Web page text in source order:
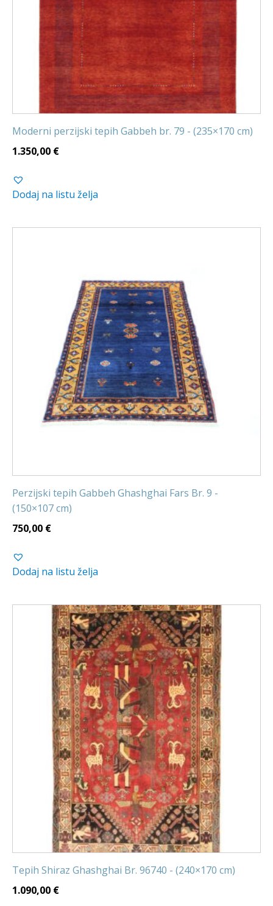
Moderni perzijski tepih Gabbeh br. 79 - (235×170 cm)
1.350,00 €
Dodaj na listu želja
Perzijski tepih Gabbeh Ghashghai Fars Br. 9 -
(150×107 cm)
750,00 €
Dodaj na listu želja
Tepih Shiraz Ghashghai Br. 96740 - (240×170 cm)
1.090,00 €